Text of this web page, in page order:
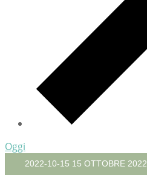
Oggi
2022-10-15 15 OTTOBRE 2022